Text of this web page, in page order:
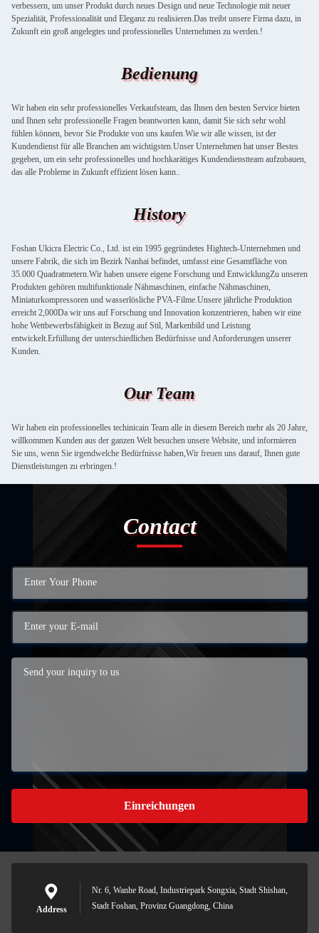
verbessern, um unser Produkt durch neues Design und neue Technologie mit neuer
Spezialität, Professionalität und Eleganz zu realisieren.Das treibt unsere Firma dazu, in
Zukunft ein groß angelegtes und professionelles Unternehmen zu werden.!
Bedienung
Wir haben ein sehr professionelles Verkaufsteam, das Ihnen den besten Service bieten
und Ihnen sehr professionelle Fragen beantworten kann, damit Sie sich sehr wohl
fühlen können, bevor Sie Produkte von uns kaufen.Wie wir alle wissen, ist der
Kundendienst für alle Branchen am wichtigsten.Unser Unternehmen hat unser Bestes
gegeben, um ein sehr professionelles und hochkarätiges Kundendienstteam aufzubauen,
das alle Probleme in Zukunft effizient lösen kann..
History
Foshan Ukicra Electric Co., Ltd. ist ein 1995 gegründetes Hightech-Unternehmen und
unsere Fabrik, die sich im Bezirk Nanhai befindet, umfasst eine Gesamtfläche von
35.000 Quadratmetern.Wir haben unsere eigene Forschung und EntwicklungZu unseren
Produkten gehören multifunktionale Nähmaschinen, einfache Nähmaschinen,
Miniaturkompressoren und wasserlösliche PVA-Filme.Unsere jährliche Produktion
erreicht 2,000Da wir uns auf Forschung und Innovation konzentrieren, haben wir eine
hohe Wettbewerbsfähigkeit in Bezug auf Stil, Markenbild und Leistung
entwickelt.Erfüllung der unterschiedlichen Bedürfnisse und Anforderungen unserer
Kunden.
Our Team
Wir haben ein professionelles techinicain Team alle in diesem Bereich mehr als 20 Jahre,
willkommen Kunden aus der ganzen Welt besuchen unsere Website, und informieren
Sie uns, wenn Sie irgendwelche Bedürfnisse haben,Wir freuen uns darauf, Ihnen gute
Dienstleistungen zu erbringen.!
Contact
Einreichungen
Address
Nr. 6, Wanhe Road, Industriepark Songxia, Stadt Shishan,
Stadt Foshan, Provinz Guangdong, China